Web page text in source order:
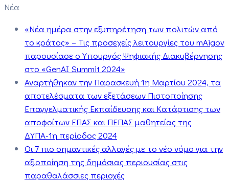
Νέα
«Νέα ημέρα στην εξυπηρέτηση των πολιτών από
το κράτος» – Τις προσεχείς λειτουργίες του mAigov
παρουσίασε ο Υπουργός Ψηφιακής Διακυβέρνησης
στο «GenAI Summit 2024»
Αναρτήθηκαν την Παρασκευή 1η Μαρτίου 2024, τα
αποτελέσματα των εξετάσεων Πιστοποίησης
Επαγγελματικής Εκπαίδευσης και Κατάρτισης των
αποφοίτων ΕΠΑΣ και ΠΕΠΑΣ μαθητείας της
ΔΥΠΑ-1η περίοδος 2024
Οι 7 πιο σημαντικές αλλαγές με το νέο νόμο για την
αξιοποίηση της δημόσιας περιουσίας στις
παραθαλάσσιες περιοχές